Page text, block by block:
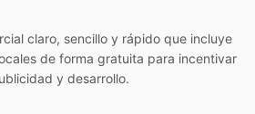
claro, sencillo y rápido que incluye
de forma gratuita para incentivar
y desarrollo.